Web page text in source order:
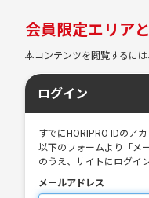
会員限定エリア
本コンテンツを閲覧するには
ログイン
すでにHORIPRO IDのア
以下のフォームより「メ
のうえ、サイトにログイ
メールアドレス